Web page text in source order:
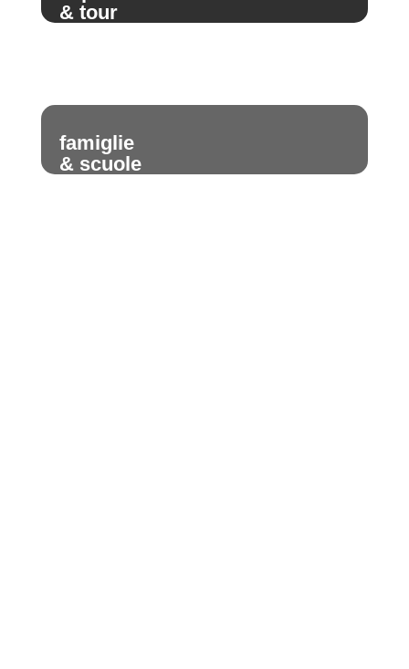
& tour
famiglie
& scuole